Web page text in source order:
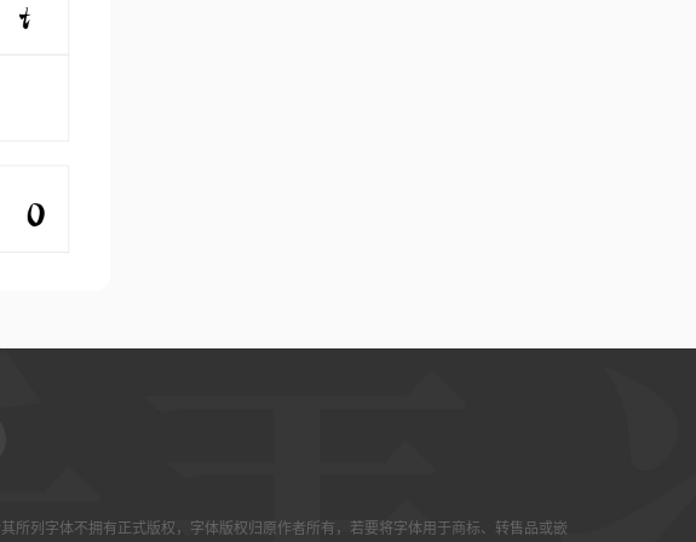
所列字体不拥有正式版权，字体版权归原作者所有，若要将字体用于商标、转售品或嵌